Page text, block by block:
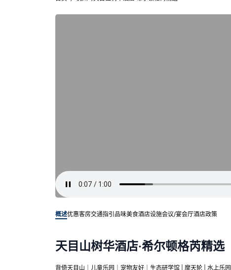
概述优惠客房交通指引 品味美食酒店设施会议/宴会厅酒店政策
天目山树华酒店·希尔顿格芮精选
背倚天目山｜儿童乐园｜宠物友好｜生态研学馆 | 摩天轮 | 水上乐园